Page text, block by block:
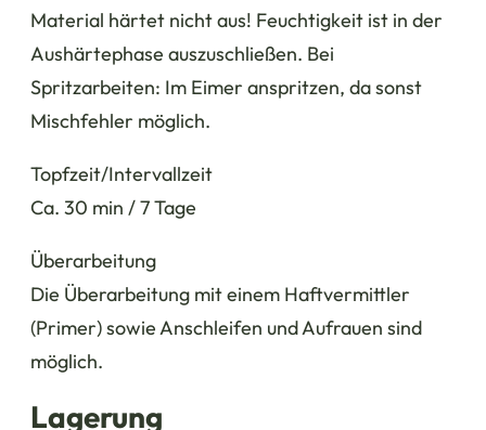
Material härtet nicht aus! Feuchtigkeit ist in der
Aushärtephase auszuschließen. Bei
Spritzarbeiten: Im Eimer anspritzen, da sonst
Mischfehler möglich.
Topfzeit/Intervallzeit
Ca. 30 min / 7 Tage
Überarbeitung
Die Überarbeitung mit einem Haftvermittler
(Primer) sowie Anschleifen und Aufrauen sind
möglich.
Lagerung